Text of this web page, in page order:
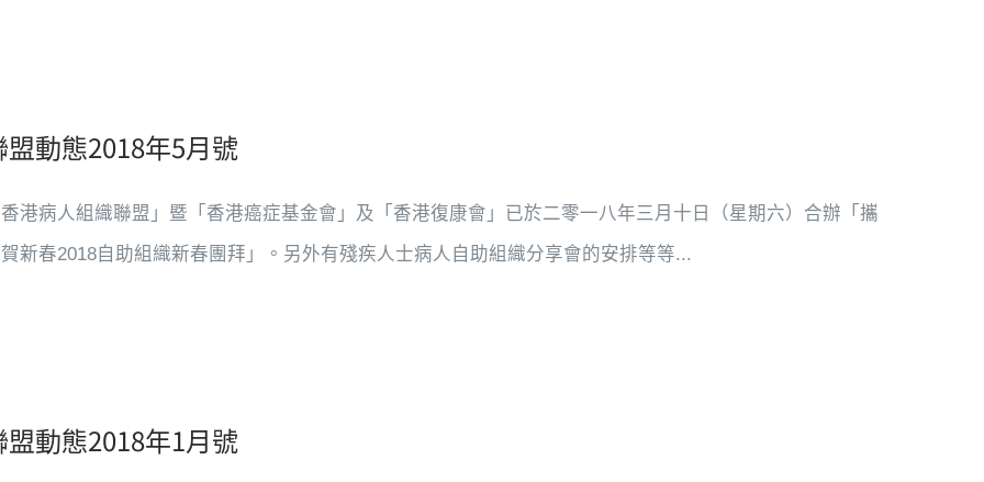
盟動態2018年5月號
港病人組織聯盟」暨「香港癌症基金會」及「香港復康會」已於二零一八年三月十日（星期六）合辦「攜
新春2018自助組織新春團拜」。另外有殘疾人士病人自助組織分享會的安排等等...
盟動態2018年1月號